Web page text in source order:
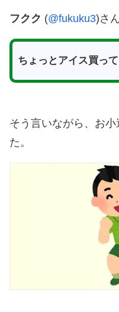
フクク (@fukuku3)さ
ちょっとアイス買っ
そう言いながら、お
た。